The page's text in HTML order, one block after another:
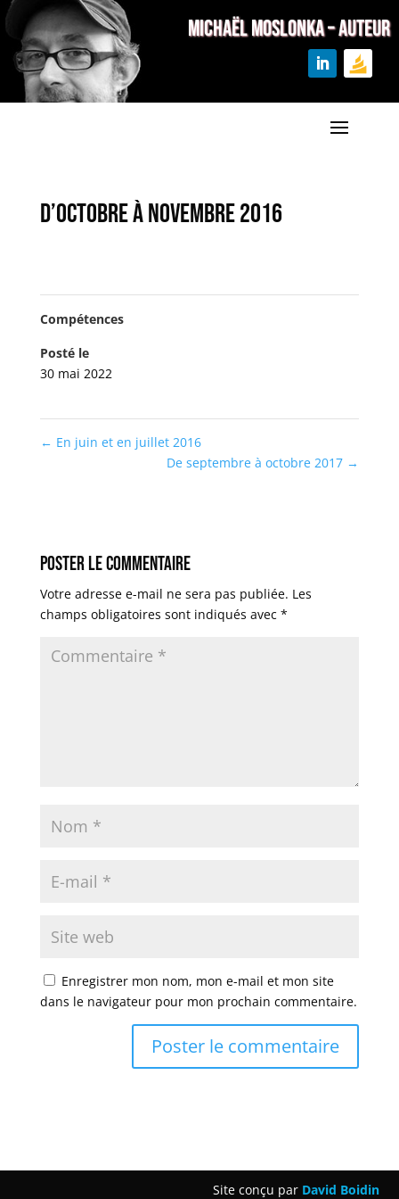
MICHAËL MOSLONKA – Auteur
D’octobre à novembre 2016
Compétences
Posté le
30 mai 2022
← En juin et en juillet 2016
De septembre à octobre 2017 →
Poster le commentaire
Votre adresse e-mail ne sera pas publiée. Les
champs obligatoires sont indiqués avec *
Enregistrer mon nom, mon e-mail et mon site
dans le navigateur pour mon prochain commentaire.
Site conçu par David Boidin